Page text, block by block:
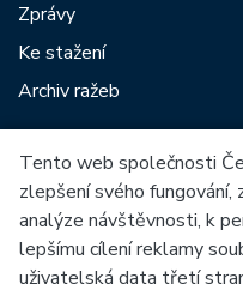
Zprávy
Ke stažení
Archiv ražeb
Mezi naše partnery patří:
Tento web společnosti
zlepšení svého
analýze návštěvnosti, k
lepšímu cílení reklamy
uživatelská data třetí